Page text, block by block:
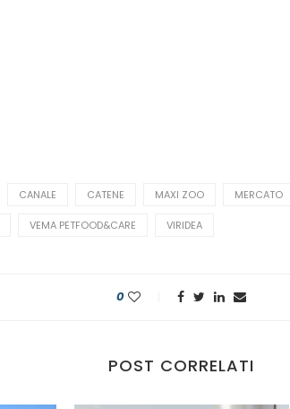
CANALE CATENE MAXI ZOO MERCATO
VEMA PETFOOD&CARE VIRIDEA
0
POST CORRELATI